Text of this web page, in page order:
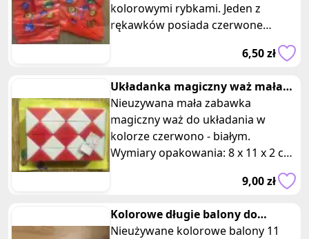
kolorowymi rybkami. Jeden z
rękawków posiada czerwone
6,50 zł
Układanka magiczny waż mała
czerwona
Nieuzywana mała zabawka
magiczny waż do układania w
kolorze czerwono - białym.
Wymiary opakowania: 8 x 11 x 2 cm.
Układanka zbudowana z kostek w
9,00 zł
Kolorowe długie balony do
modelowania
Nieużywane kolorowe balony 11